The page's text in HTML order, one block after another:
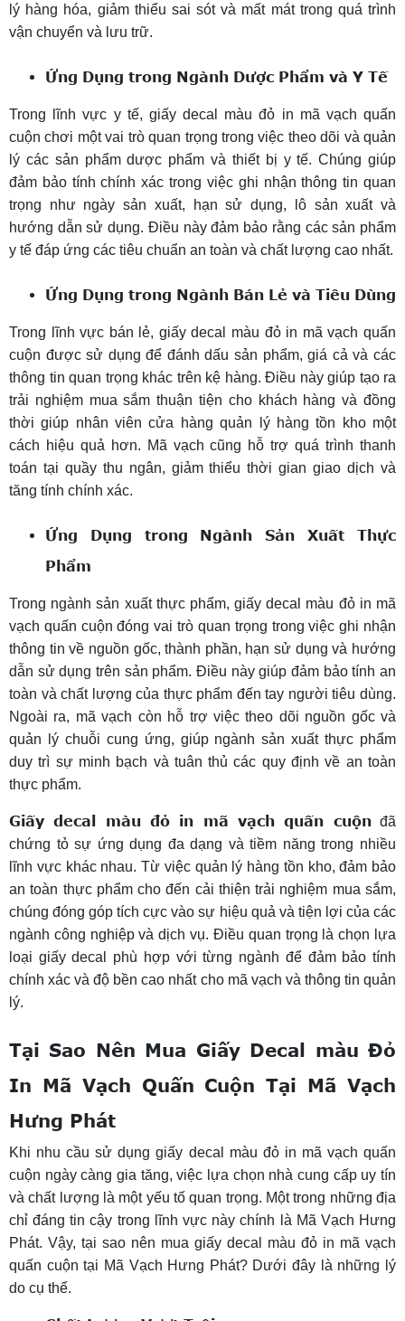
lý hàng hóa, giảm thiểu sai sót và mất mát trong quá trình
vận chuyển và lưu trữ.
Ứng Dụng trong Ngành Dược Phẩm và Y Tế
Trong lĩnh vực y tế, giấy decal màu đỏ in mã vạch quấn
cuộn chơi một vai trò quan trọng trong việc theo dõi và quản
lý các sản phẩm dược phẩm và thiết bị y tế. Chúng giúp
đảm bảo tính chính xác trong việc ghi nhận thông tin quan
trọng như ngày sản xuất, hạn sử dụng, lô sản xuất và
hướng dẫn sử dụng. Điều này đảm bảo rằng các sản phẩm
y tế đáp ứng các tiêu chuẩn an toàn và chất lượng cao nhất.
Ứng Dụng trong Ngành Bán Lẻ và Tiêu Dùng
Trong lĩnh vực bán lẻ, giấy decal màu đỏ in mã vạch quấn
cuộn được sử dụng để đánh dấu sản phẩm, giá cả và các
thông tin quan trọng khác trên kệ hàng. Điều này giúp tạo ra
trải nghiệm mua sắm thuận tiện cho khách hàng và đồng
thời giúp nhân viên cửa hàng quản lý hàng tồn kho một
cách hiệu quả hơn. Mã vạch cũng hỗ trợ quá trình thanh
toán tại quầy thu ngân, giảm thiểu thời gian giao dịch và
tăng tính chính xác.
Ứng Dụng trong Ngành Sản Xuất Thực
Phẩm
Trong ngành sản xuất thực phẩm, giấy decal màu đỏ in mã
vạch quấn cuộn đóng vai trò quan trọng trong việc ghi nhận
thông tin về nguồn gốc, thành phần, hạn sử dụng và hướng
dẫn sử dụng trên sản phẩm. Điều này giúp đảm bảo tính an
toàn và chất lượng của thực phẩm đến tay người tiêu dùng.
Ngoài ra, mã vạch còn hỗ trợ việc theo dõi nguồn gốc và
quản lý chuỗi cung ứng, giúp ngành sản xuất thực phẩm
duy trì sự minh bạch và tuân thủ các quy định về an toàn
thực phẩm.
Giấy decal màu đỏ in mã vạch quấn cuộnđã
chứng tỏ sự ứng dụng đa dạng và tiềm năng trong nhiều
lĩnh vực khác nhau. Từ việc quản lý hàng tồn kho, đảm bảo
an toàn thực phẩm cho đến cải thiện trải nghiệm mua sắm,
chúng đóng góp tích cực vào sự hiệu quả và tiện lợi của các
ngành công nghiệp và dịch vụ. Điều quan trọng là chọn lựa
loại giấy decal phù hợp với từng ngành để đảm bảo tính
chính xác và độ bền cao nhất cho mã vạch và thông tin quản
lý.
Tại Sao Nên Mua Giấy Decal màu Đỏ
In Mã Vạch Quấn Cuộn Tại Mã Vạch
Hưng Phát
Khi nhu cầu sử dụng giấy decal màu đỏ in mã vạch quấn
cuộn ngày càng gia tăng, việc lựa chọn nhà cung cấp uy tín
và chất lượng là một yếu tố quan trọng. Một trong những địa
chỉ đáng tin cậy trong lĩnh vực này chính là Mã Vạch Hưng
Phát. Vậy, tại sao nên mua giấy decal màu đỏ in mã vạch
quấn cuộn tại Mã Vạch Hưng Phát? Dưới đây là những lý
do cụ thể.